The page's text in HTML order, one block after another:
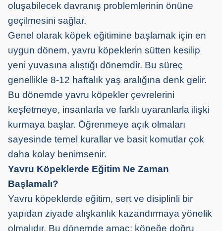
oluşabilecek davranış problemlerinin önüne
geçilmesini sağlar.
Genel olarak köpek eğitimine başlamak için en
uygun dönem, yavru köpeklerin sütten kesilip
yeni yuvasına alıştığı dönemdir. Bu süreç
genellikle 8-12 haftalık yaş aralığına denk gelir.
Bu dönemde yavru köpekler çevrelerini
keşfetmeye, insanlarla ve farklı uyaranlarla ilişki
kurmaya başlar. Öğrenmeye açık olmaları
sayesinde temel kurallar ve basit komutlar çok
daha kolay benimsenir.
Yavru Köpeklerde Eğitim Ne Zaman
Başlamalı?
Yavru köpeklerde eğitim, sert ve disiplinli bir
yapıdan ziyade alışkanlık kazandırmaya yönelik
olmalıdır. Bu dönemde amaç; köpeğe doğru